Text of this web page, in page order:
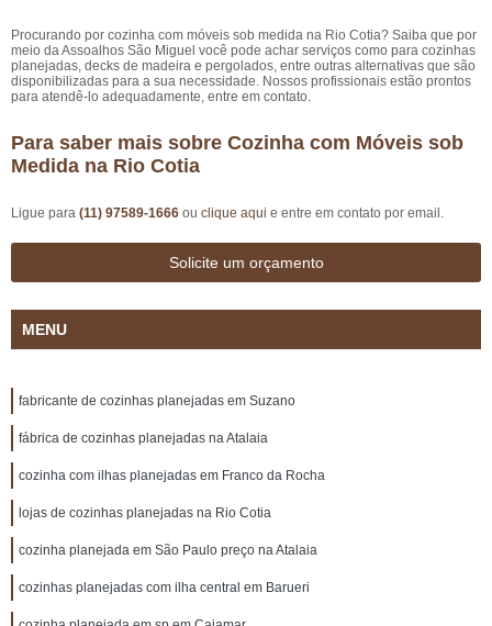
Procurando por cozinha com móveis sob medida na Rio Cotia? Saiba que por
meio da Assoalhos São Miguel você pode achar serviços como para cozinhas
planejadas, decks de madeira e pergolados, entre outras alternativas que são
disponibilizadas para a sua necessidade. Nossos profissionais estão prontos
para atendê-lo adequadamente, entre em contato.
Para saber mais sobre Cozinha com Móveis sob
Medida na Rio Cotia
Ligue para (11) 97589-1666 ou clique aqui e entre em contato por email.
Solicite um orçamento
MENU
fabricante de cozinhas planejadas em Suzano
fábrica de cozinhas planejadas na Atalaia
cozinha com ilhas planejadas em Franco da Rocha
lojas de cozinhas planejadas na Rio Cotia
cozinha planejada em São Paulo preço na Atalaia
cozinhas planejadas com ilha central em Barueri